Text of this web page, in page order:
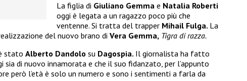
La figlia di Giuliano Gemma e Natalia Roberti
oggi è legata a un ragazzo poco più che
ventenne. Si tratta del trapper Mihail Fulga. La
del nuovo brano di Vera Gemma, Tigra di razza.
stato Alberto Dandolo su Dagospia. Il giornalista ha fatto
sia di nuovo innamorata e che il suo fidanzato, per l’appunto
però l’età è solo un numero e sono i sentimenti a farla da